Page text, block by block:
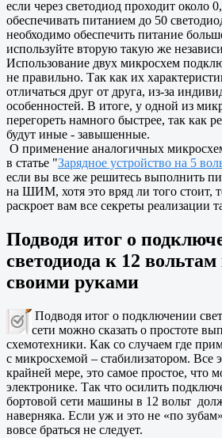
если через светодиод проходит около
обеспечивать питанием до 50
необходимо обеспечить питание
используйте вторую такую же
Использование двух микросхем
не правильно. Так как их
отличаться друг от друга, из-за
особенностей. В итоге, у одной из
перегореть намного быстрее, так как
будут иные - завышенные.
О применение аналогичных
в статье "Зарядное устройство на 5
если вы все же решитесь выполнить
на ШИМ, хотя это вряд ли того стоит,
раскроет вам все секреты реализации
Подводя итог о
светодиода к 12
своими руками
Подводя итог о подключении
сети можно сказать о простоте
схемотехники. Как со случаем где
с микросхемой – стабилизатором. Все
крайней мере, это самое простое, что
электронике. Так что осилить
бортовой сети машины в 12 вольт
наверняка. Если уж и это не «по
вовсе браться не следует.